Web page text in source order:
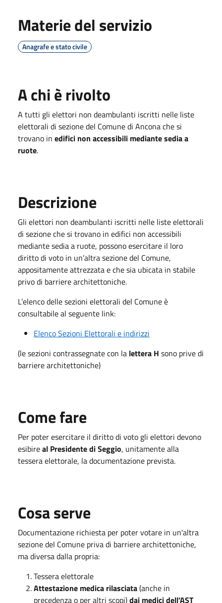
Materie del servizio
Anagrafe e stato civile
A chi è rivolto
A tutti gli elettori non deambulanti iscritti nelle liste
elettorali di sezione del Comune di Ancona che si
trovano in edifici non accessibili mediante sedia a
ruote.
Descrizione
Gli elettori non deambulanti iscritti nelle liste elettorali
di sezione che si trovano in edifici non accessibili
mediante sedia a ruote, possono esercitare il loro
diritto di voto in un’altra sezione del Comune,
appositamente attrezzata e che sia ubicata in stabile
privo di barriere architettoniche.
L’elenco delle sezioni elettorali del Comune è
consultabile al seguente link:
Elenco Sezioni Elettorali e indirizzi
(le sezioni contrassegnate con la lettera H sono prive di
barriere architettoniche)
Come fare
Per poter esercitare il diritto di voto gli elettori devono
esibireal Presidente di Seggio, unitamente alla
tessera elettorale, la documentazione prevista.
Cosa serve
Documentazione richiesta per poter votare in un'altra
sezione del Comune priva di barriere architettoniche,
ma diversa dalla propria:
Tessera elettorale
Attestazione medica rilasciata(anche in
precedenza o per altri scopi)dai medici dell’AST